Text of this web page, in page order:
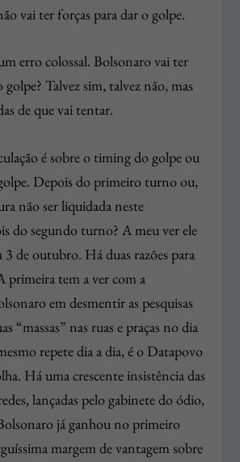
vai ter forças para dar o golpe.
erro colossal. Bolsonaro vai ter
golpe? Talvez sim, talvez não, mas
de que vai tentar.
é sobre o timing do golpe ou
Depois do primeiro turno ou,
não ser liquidada neste
do segundo turno? A meu ver ele
de outubro. Há duas razões para
primeira tem a ver com a
em desmentir as pesquisas
“massas” nas ruas e praças no dia
repete dia a dia, é o Datapovo
Há uma crescente insistência das
lançadas pelo gabinete do ódio,
já ganhou no primeiro
margem de vantagem sobre